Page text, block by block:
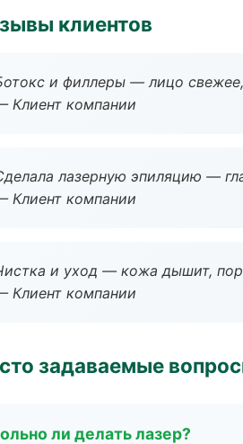
клиентов
и филлеры — лицо
Клиент компании
лазерную эпиляцию —
Клиент компании
и уход — кожа дышит,
Клиент компании
задаваемые
ли делать лазер?